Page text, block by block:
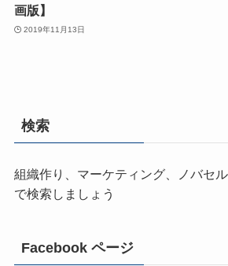
画版】
2019年11月13日
検索
組織作り、マーケティング、ノバセ
で検索しましょう
Facebook ページ